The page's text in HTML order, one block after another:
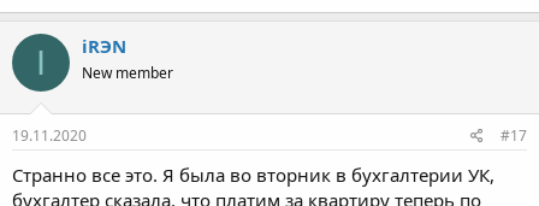
I iRЭN
New member
19.11.2020 #17
Странно все это. Я была во вторник в бухгалтерии УК,
бухгалтер сказала, что платим за квартиру теперь по